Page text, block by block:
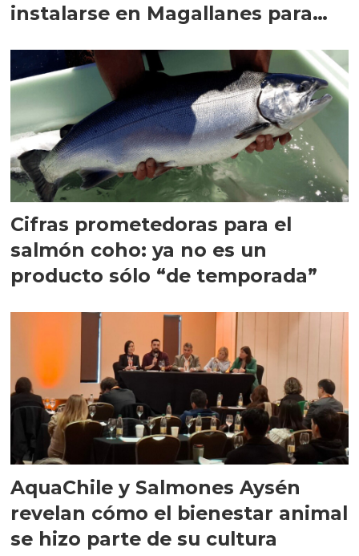
instalarse en Magallanes para
Cifras prometedoras para el
salmón coho: ya no es un
producto sólo “de temporada”
AquaChile y Salmones Aysén
revelan cómo el bienestar animal
se hizo parte de su cultura